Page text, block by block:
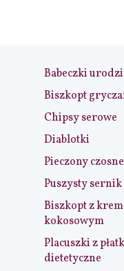
Babeczki
Biszkopt
Chipsy serowe
Diablotki
Pieczony
Puszysty
Biszkopt z
kokosowym
Placuszki z
dietetyczne